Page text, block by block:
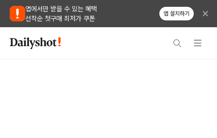
앱에서만 받을 수 있는 혜택
선착순 첫구매 최저가 쿠폰
앱 설치하기